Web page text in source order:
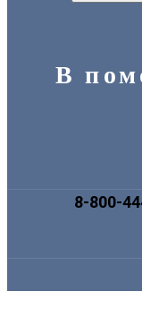
В
8-800-